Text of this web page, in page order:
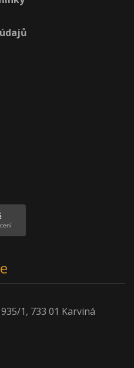
1, 733 01 Karviná